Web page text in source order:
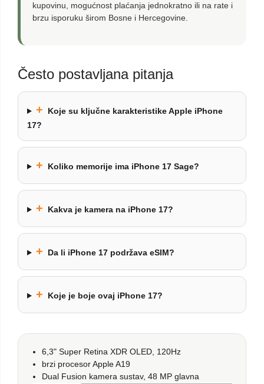
kupovinu, mogućnost plaćanja jednokratno ili na rate i
brzu isporuku širom Bosne i Hercegovine.
Često postavljana pitanja
+
Koje su ključne karakteristike Apple iPhone
17?
+ Koliko memorije ima iPhone 17 Sage?
+ Kakva je kamera na iPhone 17?
+ Da li iPhone 17 podržava eSIM?
+ Koje je boje ovaj iPhone 17?
6,3" Super Retina XDR OLED, 120Hz
brzi procesor Apple A19
Dual Fusion kamera sustav, 48 MP glavna